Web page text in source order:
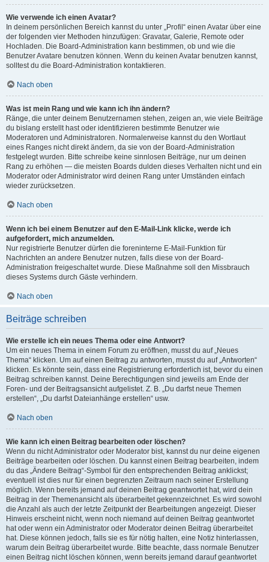
Wie verwende ich einen Avatar?
In deinem persönlichen Bereich kannst du unter „Profil“ einen Avatar über eine
der folgenden vier Methoden hinzufügen: Gravatar, Galerie, Remote oder
Hochladen. Die Board-Administration kann bestimmen, ob und wie die
Benutzer Avatare benutzen können. Wenn du keinen Avatar benutzen kannst,
solltest du die Board-Administration kontaktieren.
Nach oben
Was ist mein Rang und wie kann ich ihn ändern?
Ränge, die unter deinem Benutzernamen stehen, zeigen an, wie viele Beiträge
du bislang erstellt hast oder identifizieren bestimmte Benutzer wie
Moderatoren und Administratoren. Normalerweise kannst du den Wortlaut
eines Ranges nicht direkt ändern, da sie von der Board-Administration
festgelegt wurden. Bitte schreibe keine sinnlosen Beiträge, nur um deinen
Rang zu erhöhen — die meisten Boards dulden dieses Verhalten nicht und ein
Moderator oder Administrator wird deinen Rang unter Umständen einfach
wieder zurücksetzen.
Nach oben
Wenn ich bei einem Benutzer auf den E-Mail-Link klicke, werde ich
aufgefordert, mich anzumelden.
Nur registrierte Benutzer dürfen die foreninterne E-Mail-Funktion für
Nachrichten an andere Benutzer nutzen, falls diese von der Board-
Administration freigeschaltet wurde. Diese Maßnahme soll den Missbrauch
dieses Systems durch Gäste verhindern.
Nach oben
Beiträge schreiben
Wie erstelle ich ein neues Thema oder eine Antwort?
Um ein neues Thema in einem Forum zu eröffnen, musst du auf „Neues
Thema“ klicken. Um auf einen Beitrag zu antworten, musst du auf „Antworten“
klicken. Es könnte sein, dass eine Registrierung erforderlich ist, bevor du einen
Beitrag schreiben kannst. Deine Berechtigungen sind jeweils am Ende der
Foren- und der Beitragsansicht aufgelistet. Z. B. „Du darfst neue Themen
erstellen“, „Du darfst Dateianhänge erstellen“ usw.
Nach oben
Wie kann ich einen Beitrag bearbeiten oder löschen?
Wenn du nicht Administrator oder Moderator bist, kannst du nur deine eigenen
Beiträge bearbeiten oder löschen. Du kannst einen Beitrag bearbeiten, indem
du das „Ändere Beitrag“-Symbol für den entsprechenden Beitrag anklickst;
eventuell ist dies nur für einen begrenzten Zeitraum nach seiner Erstellung
möglich. Wenn bereits jemand auf deinen Beitrag geantwortet hat, wird dein
Beitrag in der Themenansicht als überarbeitet gekennzeichnet. Es wird sowohl
die Anzahl als auch der letzte Zeitpunkt der Bearbeitungen angezeigt. Dieser
Hinweis erscheint nicht, wenn noch niemand auf deinen Beitrag geantwortet
hat oder wenn ein Administrator oder Moderator deinen Beitrag überarbeitet
hat. Diese können jedoch, falls sie es für nötig halten, eine Notiz hinterlassen,
warum dein Beitrag überarbeitet wurde. Bitte beachte, dass normale Benutzer
einen Beitrag nicht löschen können, wenn bereits jemand darauf geantwortet